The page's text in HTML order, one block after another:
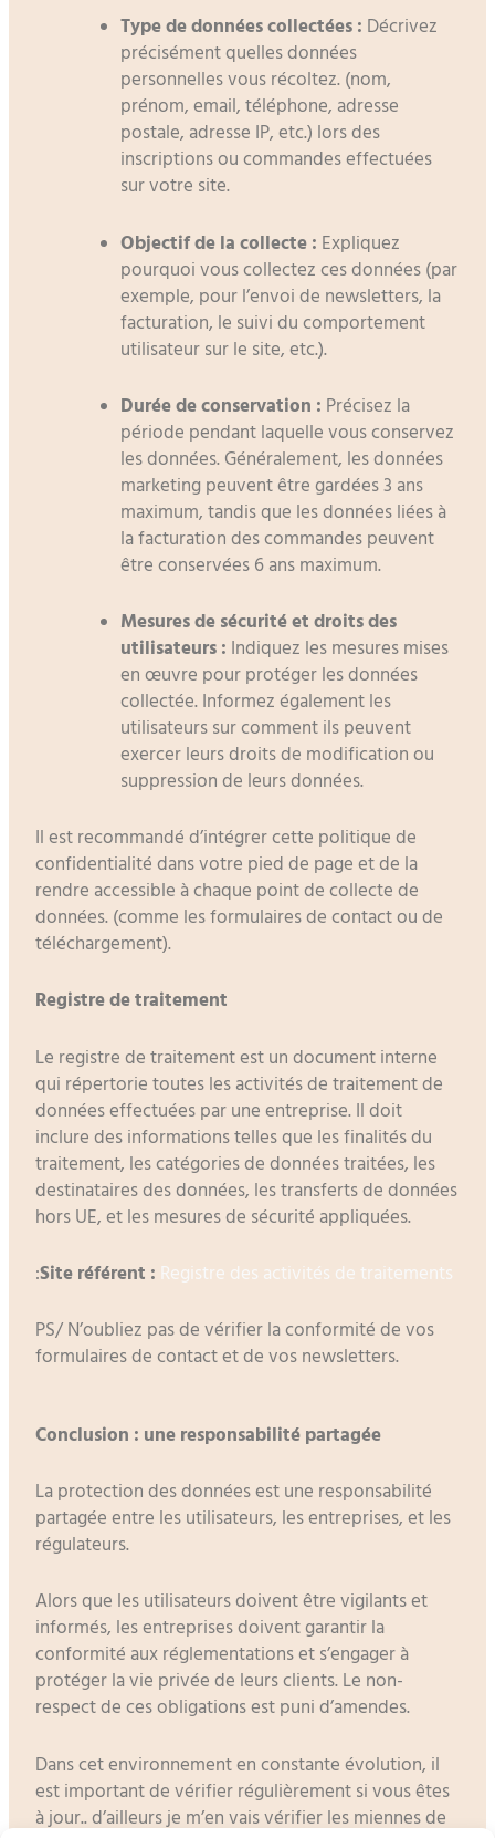
Type de données collectées : Décrivez
précisément quelles données
personnelles vous récoltez. (nom,
prénom, email, téléphone, adresse
postale, adresse IP, etc.) lors des
inscriptions ou commandes effectuées
sur votre site.
Objectif de la collecte : Expliquez
pourquoi vous collectez ces données (par
exemple, pour l’envoi de newsletters, la
facturation, le suivi du comportement
utilisateur sur le site, etc.).
Durée de conservation : Précisez la
période pendant laquelle vous conservez
les données. Généralement, les données
marketing peuvent être gardées 3 ans
maximum, tandis que les données liées à
la facturation des commandes peuvent
être conservées 6 ans maximum.
Mesures de sécurité et droits des
utilisateurs : Indiquez les mesures mises
en œuvre pour protéger les données
collectée. Informez également les
utilisateurs sur comment ils peuvent
exercer leurs droits de modification ou
suppression de leurs données.
Il est recommandé d’intégrer cette politique de
confidentialité dans votre pied de page et de la
rendre accessible à chaque point de collecte de
données. (comme les formulaires de contact ou de
téléchargement).
Registre de traitement
Le registre de traitement est un document interne
qui répertorie toutes les activités de traitement de
données effectuées par une entreprise. Il doit
inclure des informations telles que les finalités du
traitement, les catégories de données traitées, les
destinataires des données, les transferts de données
hors UE, et les mesures de sécurité appliquées.
:Site référent : Registre des activités de traitements
PS/ N’oubliez pas de vérifier la conformité de vos
formulaires de contact et de vos newsletters.
Conclusion : une responsabilité partagée
La protection des données est une responsabilité
partagée entre les utilisateurs, les entreprises, et les
régulateurs.
Alors que les utilisateurs doivent être vigilants et
informés, les entreprises doivent garantir la
conformité aux réglementations et s’engager à
protéger la vie privée de leurs clients. Le non-
respect de ces obligations est puni d’amendes.
Dans cet environnement en constante évolution, il
est important de vérifier régulièrement si vous êtes
à jour.. d’ailleurs je m’en vais vérifier les miennes de